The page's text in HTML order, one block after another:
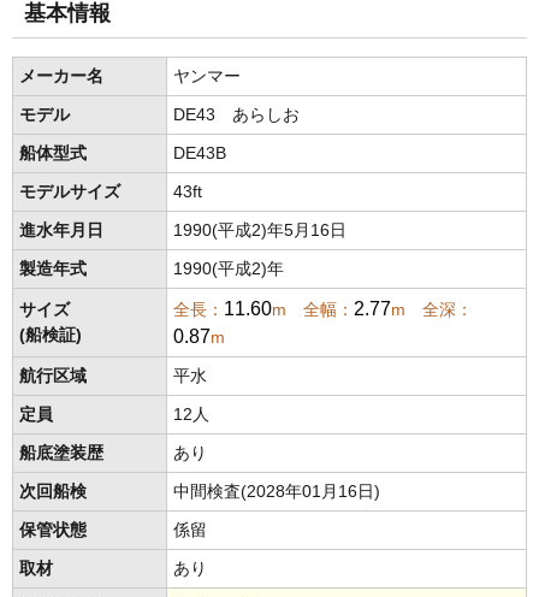
基本情報
メーカー名 ヤンマー
モデル DE43 あらしお
船体型式 DE43B
モデルサイズ 43ft
進水年月日 1990(平成2)年5月16日
製造年式 1990(平成2)年
サイズ
(船検証)
全長： 11.60m 全幅： 2.77m 全深：
0.87m
航行区域 平水
定員 12人
船底塗装歴 あり
次回船検 中間検査(2028年01月16日)
保管状態 係留
取材 あり